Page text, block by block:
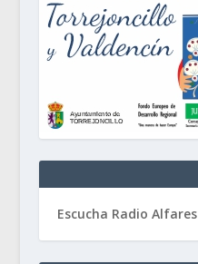
Escucha Radio Alfares